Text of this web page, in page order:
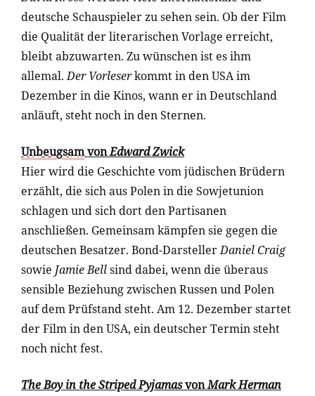
deutsche Schauspieler zu sehen sein. Ob der Film
die Qualität der literarischen Vorlage erreicht,
bleibt abzuwarten. Zu wünschen ist es ihm
allemal.Der Vorleserkommt in den USA im
Dezember in die Kinos, wann er in Deutschland
anläuft, steht noch in den Sternen.
UnbeugsamvonEdward Zwick
Hier wird die Geschichte vom jüdischen Brüdern
erzählt, die sich aus Polen in die Sowjetunion
schlagen und sich dort den Partisanen
anschließen. Gemeinsam kämpfen sie gegen die
deutschen Besatzer. Bond-DarstellerDaniel Craig
sowie Jamie Bellsind dabei, wenn die überaus
sensible Beziehung zwischen Russen und Polen
auf dem Prüfstand steht. Am 12. Dezember startet
der Film in den USA, ein deutscher Termin steht
noch nicht fest.
The Boy in the Striped PyjamasvonMark Herman